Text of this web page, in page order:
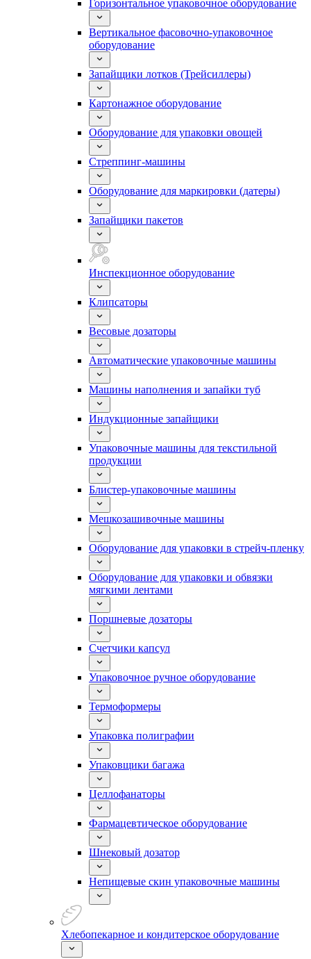
Горизонтальное упаковочное оборудование
Вертикальное фасовочно-упаковочное
оборудование
Запайщики лотков (Трейсиллеры)
Картонажное оборудование
Оборудование для упаковки овощей
Стреппинг-машины
Оборудование для маркировки (датеры)
Запайщики пакетов
Инспекционное оборудование
Клипсаторы
Весовые дозаторы
Автоматические упаковочные машины
Машины наполнения и запайки туб
Индукционные запайщики
Упаковочные машины для текстильной
продукции
Блистер-упаковочные машины
Мешкозашивочные машины
Оборудование для упаковки в стрейч-пленку
Оборудование для упаковки и обвязки
мягкими лентами
Поршневые дозаторы
Счетчики капсул
Упаковочное ручное оборудование
Термоформеры
Упаковка полиграфии
Упаковщики багажа
Целлофанаторы
Фармацевтическое оборудование
Шнековый дозатор
Непищевые скин упаковочные машины
Хлебопекарное и кондитерское оборудование